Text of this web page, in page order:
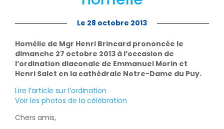
Le 28 octobre 2013
Homélie de Mgr Henri Brincard prononcée le
dimanche 27 octobre 2013 à l’occasion de
l’ordination diaconale de Emmanuel Morin et
Henri Salet en la cathédrale Notre-Dame du Puy.
Lire l’article sur l’ordination
Voir les photos de la célébration
Chers amis,